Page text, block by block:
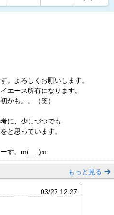
。よろしくお願いします。
エース所有になります。
かも。。（笑）
に、少しづつでも
と思っています。
す。m(_ _)m
もっと見る
03/27 12:27